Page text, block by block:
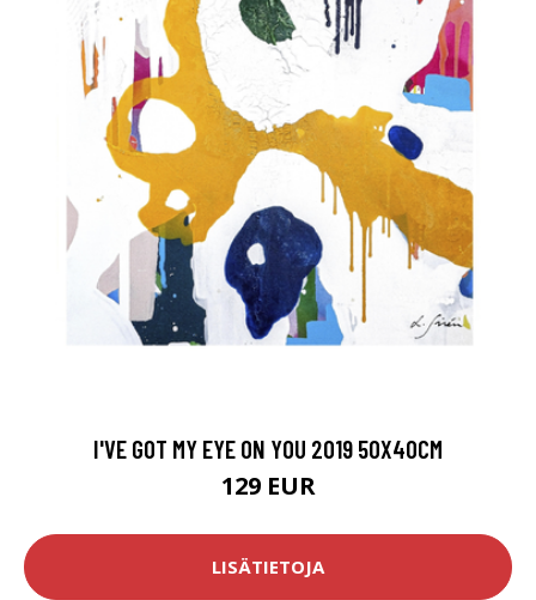
I'VE GOT MY EYE ON YOU 2019 50X40CM
129 EUR
LISÄTIETOJA